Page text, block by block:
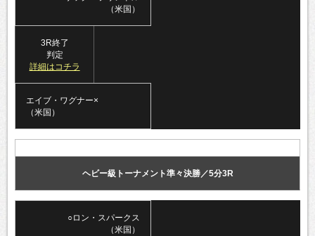
（米国）
3R終了
判定
詳細はコチラ
エイブ・ワグナー×
（米国）
ヘビー級トーナメント準々決勝／5分3R
○ロン・スパークス
（米国）